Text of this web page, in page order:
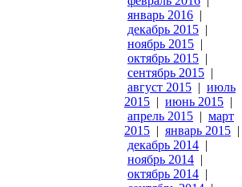
январь 2016 |
декабрь 2015 |
ноябрь 2015 |
октябрь 2015 |
сентябрь 2015 |
август 2015 | июль
2015 | июнь 2015 |
апрель 2015 | март
2015 | январь 2015 |
декабрь 2014 |
ноябрь 2014 |
октябрь 2014 |